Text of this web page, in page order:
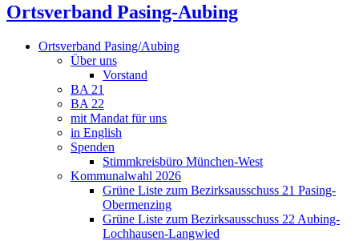
Ortsverband Pasing-Aubing
Ortsverband Pasing/Aubing
Über uns
Vorstand
BA 21
BA 22
mit Mandat für uns
in English
Spenden
Stimmkreisbüro München-West
Kommunalwahl 2026
Grüne Liste zum Bezirksausschuss 21 Pasing-
Obermenzing
Grüne Liste zum Bezirksausschuss 22 Aubing-
Lochhausen-Langwied